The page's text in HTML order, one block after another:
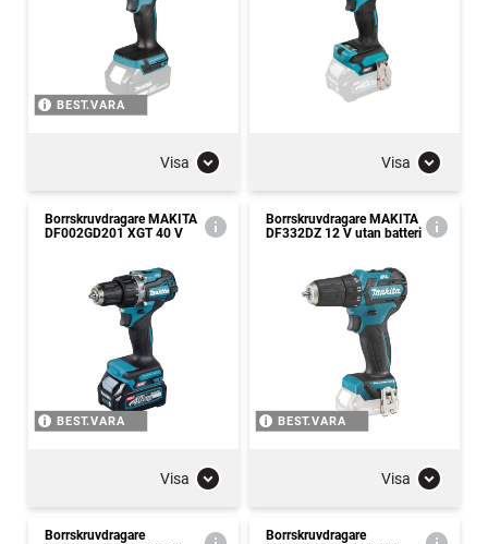
BEST.VARA
Visa Visa
Borrskruvdragare MAKITA
DF002GD201 XGT 40 V
BEST.VARA
Visa
Borrskruvdragare MAKITA
DF332DZ 12 V utan batteri
BEST.VARA
Visa
Borrskruvdragare
Borrskruvdragare